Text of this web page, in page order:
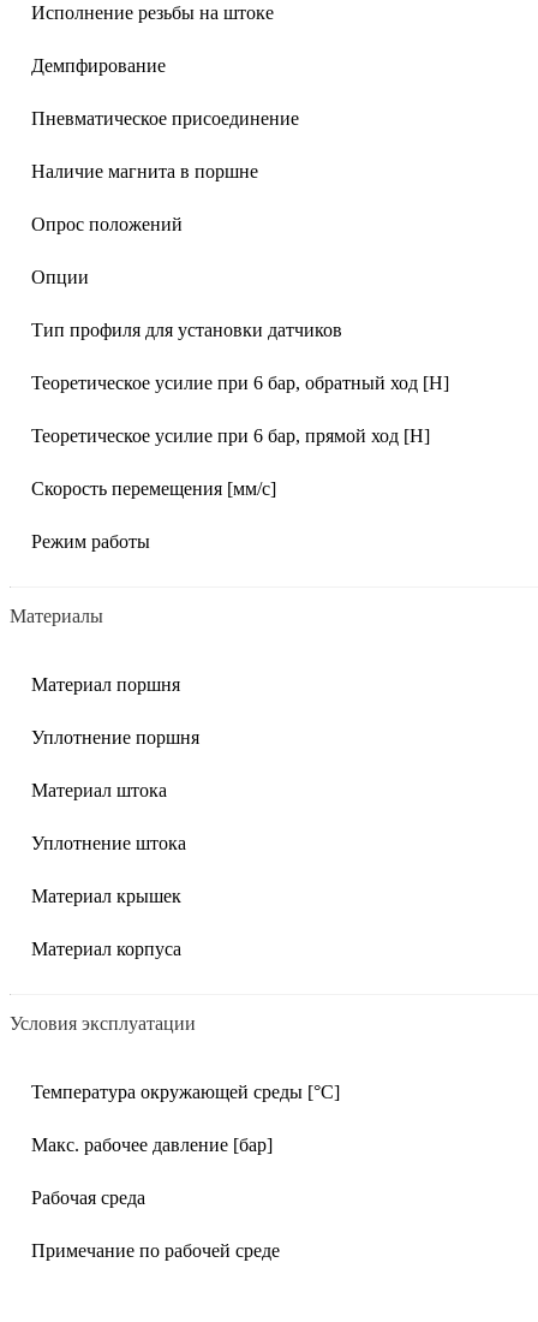
Исполнение резьбы на штоке
Демпфирование
Пневматическое присоединение
Наличие магнита в поршне
Опрос положений
Опции
Тип профиля для установки датчиков
Теоретическое усилие при 6 бар, обратный ход [Н]
Теоретическое усилие при 6 бар, прямой ход [Н]
Скорость перемещения [мм/с]
Режим работы
Материалы
Материал поршня
Уплотнение поршня
Материал штока
Уплотнение штока
Материал крышек
Материал корпуса
Условия эксплуатации
Температура окружающей среды [°C]
Макс. рабочее давление [бар]
Рабочая среда
Примечание по рабочей среде